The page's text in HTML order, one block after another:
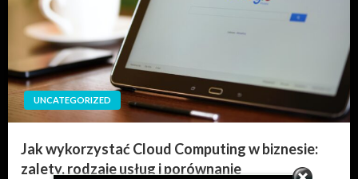
UNCATEGORIZED
Jak wykorzystać Cloud Computing w biznesie:
zalety, rodzaje usług i porównanie